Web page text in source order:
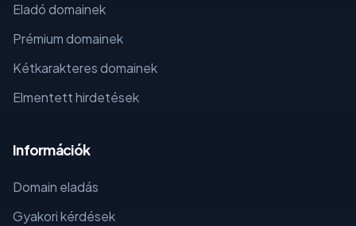
Eladó domainek
Prémium domainek
Kétkarakteres domainek
Elmentett hirdetések
Információk
Domain eladás
Gyakori kérdések